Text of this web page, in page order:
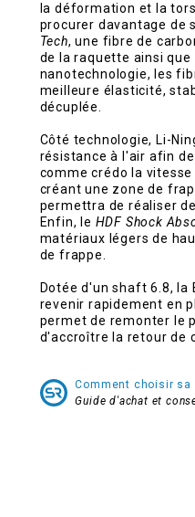
la déformation et la
procurer davantage de
Tech, une fibre de
de la raquette ainsi
nanotechnologie, les
meilleure élasticité,
décuplée.
Côté technologie, Li-
résistance à l'air afin
comme crédo la
créant une zone de
permettra de réaliser
Enfin, le HDF Shock
matériaux légers de
de frappe.
Dotée d'un shaft 6.8, la
revenir rapidement en
permet de remonter le
d'accroître la retour de
Comment choisir sa
Guide d'achat et